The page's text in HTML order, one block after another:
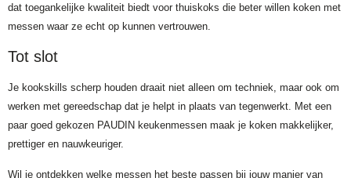
dat toegankelijke kwaliteit biedt voor thuiskoks die beter willen koken met
messen waar ze echt op kunnen vertrouwen.
Tot slot
Je kookskills scherp houden draait niet alleen om techniek, maar ook om
werken met gereedschap dat je helpt in plaats van tegenwerkt. Met een
paar goed gekozen PAUDIN keukenmessen maak je koken makkelijker,
prettiger en nauwkeuriger.
Wil je ontdekken welke messen het beste passen bij jouw manier van